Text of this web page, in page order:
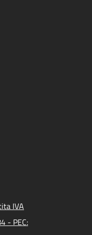
IVA
- PEC: